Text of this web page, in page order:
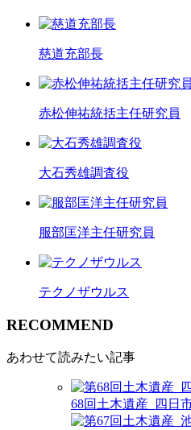
慈道充部長
赤松伸祐統括主任研究員
大石秀雄調査役
服部匡洋主任研究員
テクノザウルス
RECOMMEND
あわせて読みたい記事
68回土木遺産_四日